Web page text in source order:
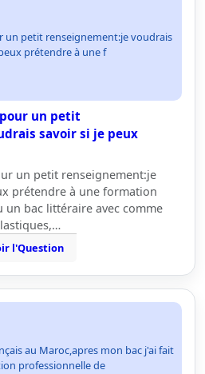
un petit renseignement:je voudrais
prétendre à une f
un petit
savoir si je peux
un petit renseignement:je
prétendre à une formation
bac littéraire avec comme
l'Question
au Maroc,apres mon bac j'ai fait
professionnelle de